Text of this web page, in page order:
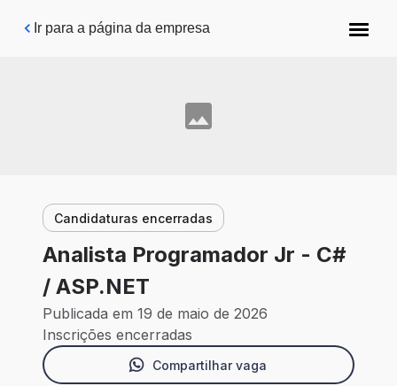
Pular para o conteúdo principal
Ir para a página da empresa
Candidaturas encerradas
Analista Programador Jr - C#
/ ASP.NET
Publicada em 19 de maio de 2026
Inscrições encerradas
Compartilhar vaga